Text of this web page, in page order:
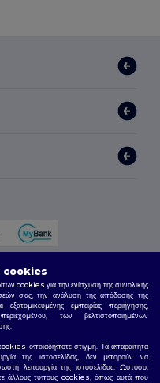
cookies
cookies για την ενίσχυση της συνολικής
σας, την ανάλυση της απόδοσης της
εμπειρίας περιήγησης,
των βελτιστοποιημένων
cookies οποιαδήποτε στιγμή. Τα απαραίτητα
της ιστοσελίδας, δεν μπορούν να
λειτουργία της ιστοσελίδας. Ωστόσο,
άλλους τύπους cookies, όπως αυτά που